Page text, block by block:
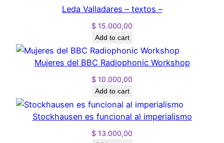
Leda Valladares – textos –
$ 15.000,00
Add to cart
Mujeres del BBC Radiophonic Workshop
$ 10.000,00
Add to cart
Stockhausen es funcional al imperialismo
$ 13.000,00